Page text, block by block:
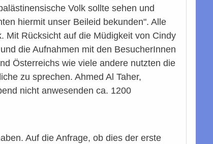
Volk sollte sehen und
hiermit unser Beileid bekunden". Alle
Mit Rücksicht auf die Müdigkeit von Cindy
die Aufnahmen mit den BesucherInnen
Österreichs wie viele andere nutzten die
zu sprechen. Ahmed Al Taher,
nicht anwesenden ca. 1200
Auf die Anfrage, ob dies der erste